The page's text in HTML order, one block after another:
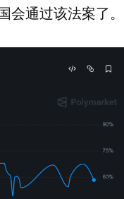
通过该法案了。